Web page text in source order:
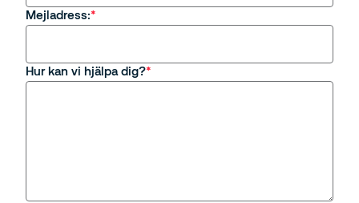
Övrigt
Mejladress:
Hur kan vi hjälpa dig?